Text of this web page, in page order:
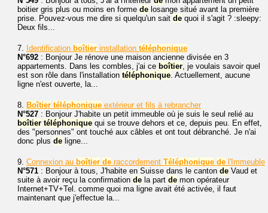
boitier gris plus ou moins en forme de losange situé avant la première
prise. Pouvez-vous me dire si quelqu'un sait de quoi il s'agit ? :sleepy:
Deux fils...
7. Identification boîtier installation téléphonique
N°692 : Bonjour Je rénove une maison ancienne divisée en 3
appartements. Dans les combles, j'ai ce boîtier, je voulais savoir quel
est son rôle dans l'installation téléphonique. Actuellement, aucune
ligne n'est ouverte, la...
8. Boîtier téléphonique extérieur et fils à rebrancher
N°527 : Bonjour J'habite un petit immeuble où je suis le seul relié au
boîtier téléphonique qui se trouve dehors et ce, depuis peu. En effet,
des "personnes" ont touché aux câbles et ont tout débranché. Je n'ai
donc plus de ligne...
9. Connexion au boîtier de raccordement Téléphonique de l'Immeuble
N°571 : Bonjour à tous, J'habite en Suisse dans le canton de Vaud et
suite à avoir reçu la confirmation de la part de mon opérateur
Internet+TV+Tel. comme quoi ma ligne avait été activée, il faut
maintenant que j'effectue la...